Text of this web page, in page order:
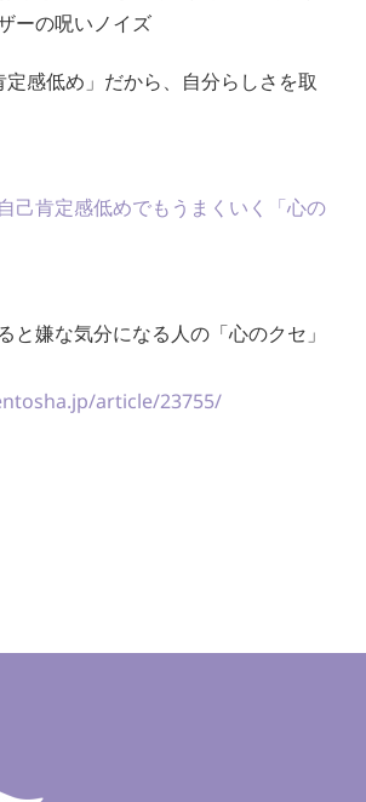
ーの呪いノイズ
感低め」だから、自分らしさを取
己肯定感低めでもうまくいく「心の
と嫌な気分になる人の「心のクセ」
article/23755/